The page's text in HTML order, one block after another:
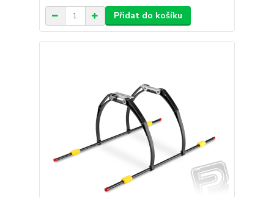
Přidat do košíku